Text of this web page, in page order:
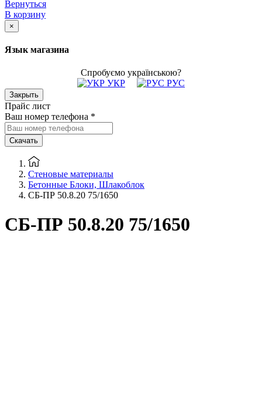
Вернуться
В корзину
×
Язык магазина
Спробуємо українською?
УКР
РУС
Закрыть
Прайс лист
Ваш номер телефона *
Скачать
Стеновые материалы
Бетонные Блоки, Шлакоблок
CБ-ПР 50.8.20 75/1650
CБ-ПР 50.8.20 75/1650